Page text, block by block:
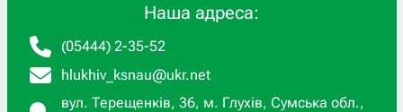
Наша адреса:
(05444) 2-35-52
hlukhiv_ksnau@ukr.net
вул. Терещенків, 36, м. Глухів, Сумська обл.,